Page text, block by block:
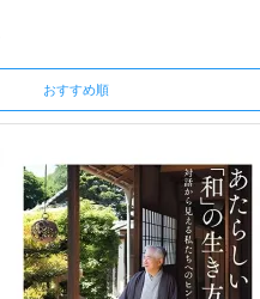
おすすめ順